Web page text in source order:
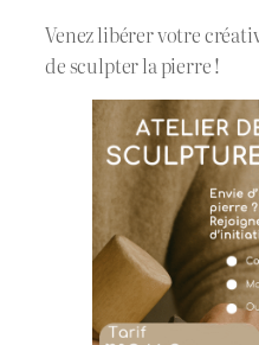
Venez libérer votre
de sculpter la pierre !